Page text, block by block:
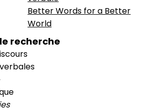
Better Words for a Better
World
recherche